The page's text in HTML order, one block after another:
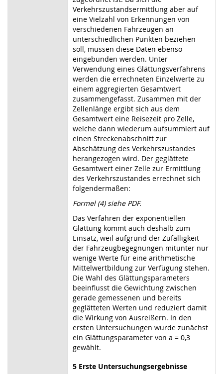
Verkehrszustandsermittlung aber auf
eine Vielzahl von Erkennungen von
verschiedenen Fahrzeugen an
unterschiedlichen Punkten beziehen
soll, müssen diese Daten ebenso
eingebunden werden. Unter
Verwendung eines Glättungsverfahrens
werden die errechneten Einzelwerte zu
einem aggregierten Gesamtwert
zusammengefasst. Zusammen mit der
Zellenlänge ergibt sich aus dem
Gesamtwert eine Reisezeit pro Zelle,
welche dann wiederum aufsummiert auf
einen Streckenabschnitt zur
Abschätzung des Verkehrszustandes
herangezogen wird. Der geglättete
Gesamtwert einer Zelle zur Ermittlung
des Verkehrszustandes errechnet sich
folgendermaßen:
Formel (4) siehe PDF.
Das Verfahren der exponentiellen
Glättung kommt auch deshalb zum
Einsatz, weil aufgrund der Zufälligkeit
der Fahrzeugbegegnungen mitunter nur
wenige Werte für eine arithmetische
Mittelwertbildung zur Verfügung stehen.
Die Wahl des Glättungsparameters
beeinflusst die Gewichtung zwischen
gerade gemessenen und bereits
geglätteten Werten und reduziert damit
die Wirkung von Ausreißern. In den
ersten Untersuchungen wurde zunächst
ein Glättungsparameter von a = 0,3
gewählt.
5 Erste Untersuchungsergebnisse